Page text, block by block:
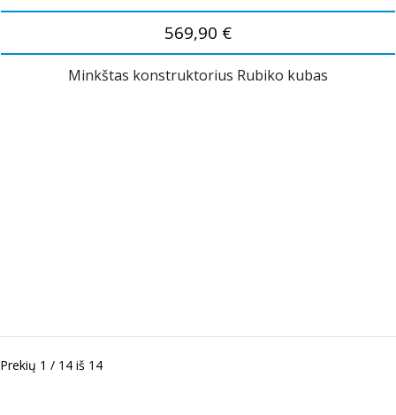
569,90 €
Minkštas konstruktorius Rubiko kubas
Prekių 1 / 14 iš 14